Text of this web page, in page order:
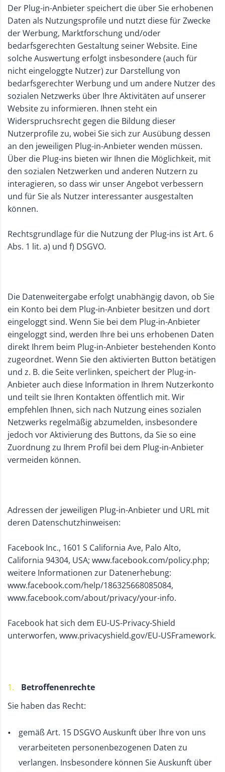
Der Plug-in-Anbieter speichert die über Sie erhobenen
Daten als Nutzungsprofile und nutzt diese für Zwecke
der Werbung, Marktforschung und/oder
bedarfsgerechten Gestaltung seiner Website. Eine
solche Auswertung erfolgt insbesondere (auch für
nicht eingeloggte Nutzer) zur Darstellung von
bedarfsgerechter Werbung und um andere Nutzer des
sozialen Netzwerks über Ihre Aktivitäten auf unserer
Website zu informieren. Ihnen steht ein
Widerspruchsrecht gegen die Bildung dieser
Nutzerprofile zu, wobei Sie sich zur Ausübung dessen
an den jeweiligen Plug-in-Anbieter wenden müssen.
Über die Plug-ins bieten wir Ihnen die Möglichkeit, mit
den sozialen Netzwerken und anderen Nutzern zu
interagieren, so dass wir unser Angebot verbessern
und für Sie als Nutzer interessanter ausgestalten
können.
Rechtsgrundlage für die Nutzung der Plug-ins ist Art. 6
Abs. 1 lit. a) und f) DSGVO.
Die Datenweitergabe erfolgt unabhängig davon, ob Sie
ein Konto bei dem Plug-in-Anbieter besitzen und dort
eingeloggt sind. Wenn Sie bei dem Plug-in-Anbieter
eingeloggt sind, werden Ihre bei uns erhobenen Daten
direkt Ihrem beim Plug-in-Anbieter bestehenden Konto
zugeordnet. Wenn Sie den aktivierten Button betätigen
und z. B. die Seite verlinken, speichert der Plug-in-
Anbieter auch diese Information in Ihrem Nutzerkonto
und teilt sie Ihren Kontakten öffentlich mit. Wir
empfehlen Ihnen, sich nach Nutzung eines sozialen
Netzwerks regelmäßig abzumelden, insbesondere
jedoch vor Aktivierung des Buttons, da Sie so eine
Zuordnung zu Ihrem Profil bei dem Plug-in-Anbieter
vermeiden können.
Adressen der jeweiligen Plug-in-Anbieter und URL mit
deren Datenschutzhinweisen:
Facebook Inc., 1601 S California Ave, Palo Alto,
California 94304, USA; www.facebook.com/policy.php;
weitere Informationen zur Datenerhebung:
www.facebook.com/help/186325668085084,
www.facebook.com/about/privacy/your-info.
Facebook hat sich dem EU-US-Privacy-Shield
unterworfen, www.privacyshield.gov/EU-USFramework.
Betroffenenrechte
Sie haben das Recht:
gemäß Art. 15 DSGVO Auskunft über Ihre von uns
verarbeiteten personenbezogenen Daten zu
verlangen. Insbesondere können Sie Auskunft über